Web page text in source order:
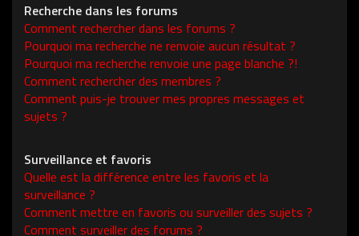
Recherche dans les forums
Comment rechercher dans les forums ?
Pourquoi ma recherche ne renvoie aucun résultat ?
Pourquoi ma recherche renvoie une page blanche ?!
Comment rechercher des membres ?
Comment puis-je trouver mes propres messages et
sujets ?
Surveillance et favoris
Quelle est la différence entre les favoris et la
surveillance ?
Comment mettre en favoris ou surveiller des sujets ?
Comment surveiller des forums ?